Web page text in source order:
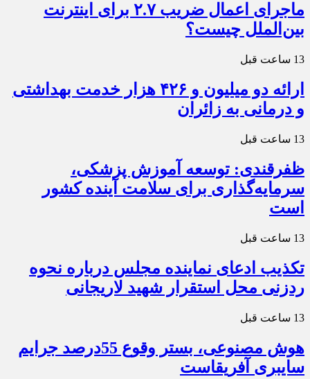
ماجرای اعمال ضریب ۲.۷ برای اینترنت
بین‌الملل چیست؟
13 ساعت قبل
ارائه دو میلیون و ۴۲۶ هزار خدمت بهداشتی
و درمانی به زائران
13 ساعت قبل
ظفرقندی: توسعه آموزش پزشکی،
سرمایه‌گذاری برای سلامت آینده کشور
است
13 ساعت قبل
تکذیب ادعای نماینده مجلس درباره نحوه
ردزنی محل استقرار شهید لاریجانی
13 ساعت قبل
هوش مصنوعی، بستر وقوع 55درصد جرایم
سایبری آفریقاست